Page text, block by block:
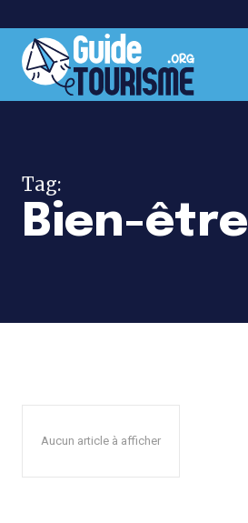
Tag:
Bien-être
Aucun article à afficher